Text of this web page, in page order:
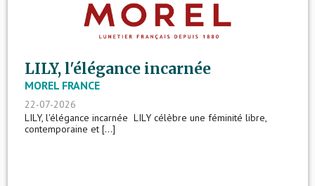
LILY, l'élégance incarnée
MOREL FRANCE
22-07-2026
LILY, l'élégance incarnée LILY célèbre une féminité libre,
contemporaine et [...]